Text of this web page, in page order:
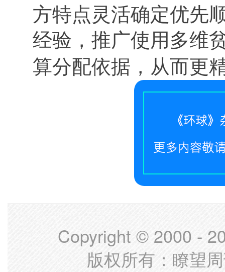
方特点灵活确定优先
经验，推广使用多维
算分配依据，从而更
Copyright © 2000 -
版权所有：瞭望